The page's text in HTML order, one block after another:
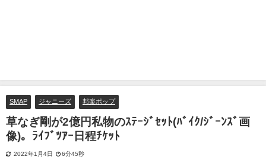
SMAP ジャニーズ 邦楽ポップ
草なぎ剛が2億円私物のｽﾃｰｼﾞｾｯﾄ(ﾊﾞｲｸ/ｼﾞｰﾝｽﾞ画
像)。ﾗｲﾌﾞﾂｱｰ日程ﾁｹｯﾄ
2022年1月4日 6分45秒